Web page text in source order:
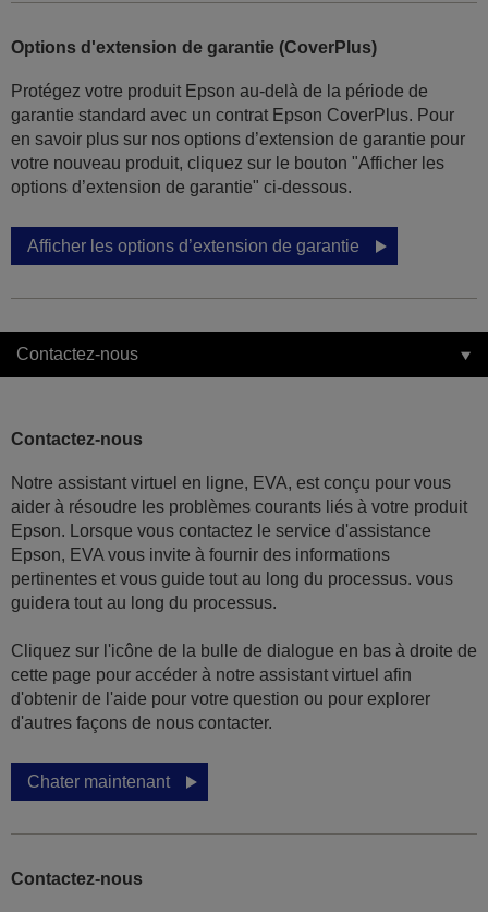
Options d'extension de garantie (CoverPlus)
Protégez votre produit Epson au-delà de la période de
garantie standard avec un contrat Epson CoverPlus. Pour
en savoir plus sur nos options d’extension de garantie pour
votre nouveau produit, cliquez sur le bouton "Afficher les
options d’extension de garantie" ci-dessous.
Afficher les options d’extension de garantie
Contactez-nous
Contactez-nous
Notre assistant virtuel en ligne, EVA, est conçu pour vous
aider à résoudre les problèmes courants liés à votre produit
Epson. Lorsque vous contactez le service d'assistance
Epson, EVA vous invite à fournir des informations
pertinentes et vous guide tout au long du processus. vous
guidera tout au long du processus.
Cliquez sur l'icône de la bulle de dialogue en bas à droite de
cette page pour accéder à notre assistant virtuel afin
d'obtenir de l'aide pour votre question ou pour explorer
d'autres façons de nous contacter.
Chater maintenant
Contactez-nous